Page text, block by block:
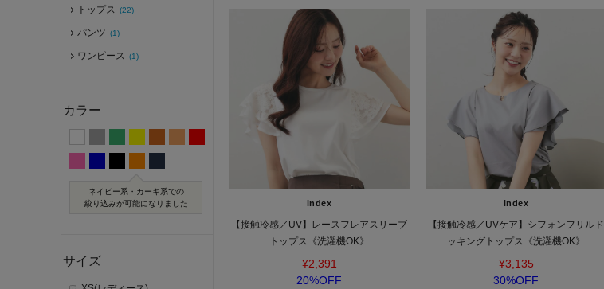
トップス (22)
パンツ (1)
ワンピース (1)
カラー
ネイビー系・カーキ系での
絞り込みが可能になりました
サイズ
index
【接触冷感／UV】レースフレアスリーブ
トップス《洗濯機OK》
¥2,391
20%OFF
index
【接触冷感／UVケア】シフォンフリルド
ッキングトップス《洗濯機OK》
¥3,135
30%OFF